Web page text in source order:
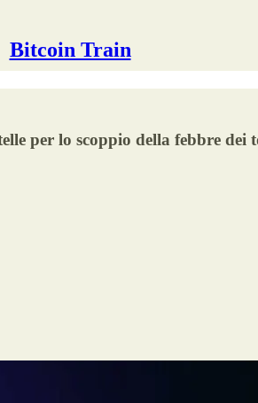
Bitcoin Train
per lo scoppio della febbre